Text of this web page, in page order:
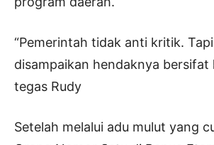
“Pemerintah tidak anti kritik.
disampaikan hendaknya bersifat
tegas Rudy
Setelah melalui adu mulut yang